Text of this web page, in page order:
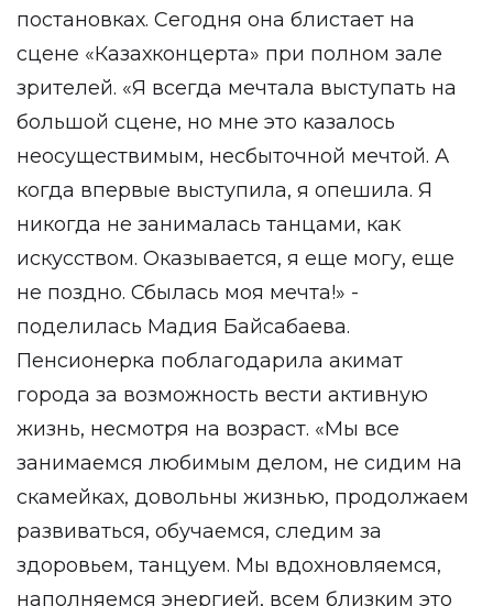
постановках. Сегодня она блистает на
сцене «Казахконцерта» при полном зале
зрителей. «Я всегда мечтала выступать на
большой сцене, но мне это казалось
неосуществимым, несбыточной мечтой. А
когда впервые выступила, я опешила. Я
никогда не занималась танцами, как
искусством. Оказывается, я еще могу, еще
не поздно. Сбылась моя мечта!» -
поделилась Мадия Байсабаева.
Пенсионерка поблагодарила акимат
города за возможность вести активную
жизнь, несмотря на возраст. «Мы все
занимаемся любимым делом, не сидим на
скамейках, довольны жизнью, продолжаем
развиваться, обучаемся, следим за
здоровьем, танцуем. Мы вдохновляемся,
наполняемся энергией, всем близким это